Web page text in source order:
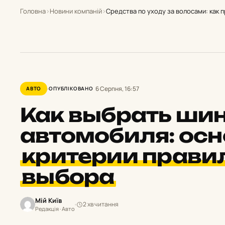
Головна›Новини компаній›Средства по уходу за волосами: как
АВТО ОПУБЛІКОВАНО 6 Серпня, 16:57
Как выбрать
автомобиля:
критерии
выбора
Мій Київ
Редакція · Авто
2 хв читання